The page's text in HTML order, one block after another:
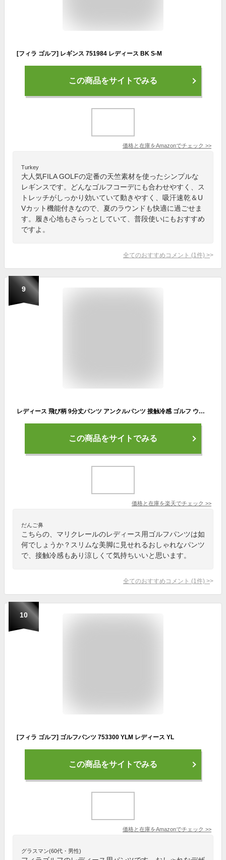
[フィラ ゴルフ] レギンス 751984 レディース BK S-M
この商品をサイトでみる
価格と在庫をAmazonでチェック >>
Turkey
大人気FILA GOLFの定番の天竺素材を使ったシンプルな
レギンスです。どんなゴルフコーデにも合わせやすく、ス
トレッチがしっかり効いていて動きやすく、吸汗速乾＆U
Vカット機能付きなので、夏のラウンドも快適に過ごせま
す。履き心地もさらっとしていて、普段使いにもおすすめ
ですよ。
全てのおすすめコメント (1 件) >
9
レディース 飛び柄 9分丈パンツ アンクルパンツ 接触冷感 ゴルフ ウェア marie claire SPORT マリクレール 713306
この商品をサイトでみる
価格と在庫を楽天でチェック >>
だんご鼻
こちらの、マリクレールのレディース用ゴルフパンツは如
何でしょうか？スリムな美脚に見せれるおしゃれなパンツ
で、接触冷感もあり涼しくて気持ちいいと思います。
全てのおすすめコメント (1 件) >
10
[フィラ ゴルフ] ゴルフパンツ 753300 YLM レディース YL
この商品をサイトでみる
価格と在庫をAmazonでチェック >>
グラスマン(60代・男性)